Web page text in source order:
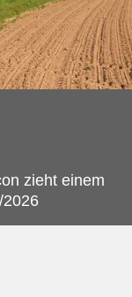
zieht einem
2026